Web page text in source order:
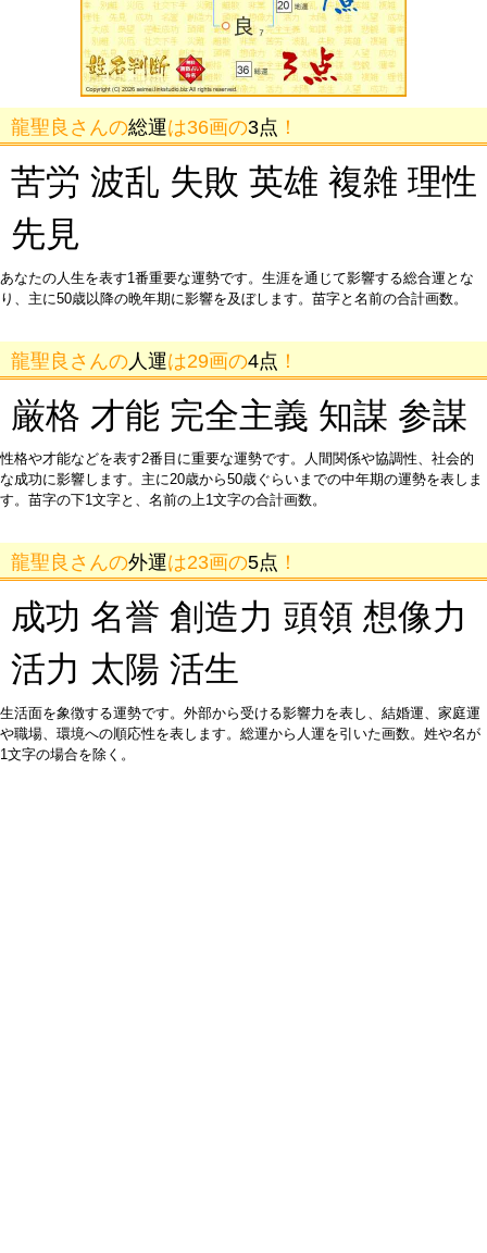
龍聖良さんの総運は36画の3点 ！
苦労 波乱 失敗 英雄 複雑 理性
先見
あなたの人生を表す1番重要な運勢です。生涯を通じて影響する総合運とな
り、主に50歳以降の晩年期に影響を及ぼします。苗字と名前の合計画数。
龍聖良さんの 人運は29画の4点 ！
厳格 才能 完全主義 知謀 参謀
性格や才能などを表す2番目に重要な運勢です。人間関係や協調性、社会的
な成功に影響します。主に20歳から50歳ぐらいまでの中年期の運勢を表しま
す。苗字の下1文字と、名前の上1文字の合計画数。
龍聖良さんの外運は23画の5点 ！
成功 名誉 創造力 頭領 想像力
活力 太陽 活生
生活面を象徴する運勢です。外部から受ける影響力を表し、結婚運、家庭運
や職場、環境への順応性を表します。総運から人運を引いた画数。姓や名が
1文字の場合を除く。